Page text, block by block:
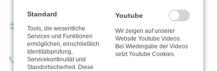
Ansprechpartner/in:
Uta Bissinger
Telefon: 0351 83 15 200
Standard
Tools, die wesentliche
Services und Funktionen
ermöglichen, einschließlich
Identitätsprüfung,
Servicekontinuität und
Standortsicherheit. Diese
Youtube
Wir zeigen auf unserer
Website Youtube Videos.
Bei Wiedergabe der Videos
setzt Youtube Cookies.